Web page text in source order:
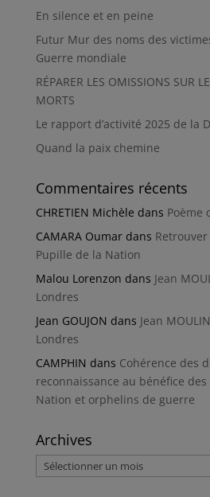
En silence et en peine
Futur Mur des noms des
Guerre mondiale
RÉPARER LES OMISSIONS SUR
MORTS
Le rapport d’activité 2025 de la
Quand la paix chemine
Commentaires récents
CHRETIEN Michèle dans Poème
CAMARA Oumardans
Pupille de la Nation
Malou Lorenzon dans Jean
Londres
Jean GOUJON dans Jean
Londres
CAMPHIN dans Cohérence des
reconnaissance au bénéfice
Nation et orphelins de guerre
Archives
Archives